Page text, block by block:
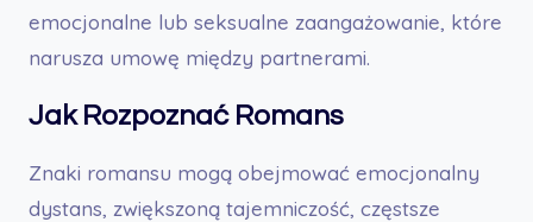
emocjonalne lub seksualne zaangażowanie, które
narusza umowę między partnerami.
Jak Rozpoznać Romans
Znaki romansu mogą obejmować emocjonalny
dystans, zwiększoną tajemniczość, częstsze